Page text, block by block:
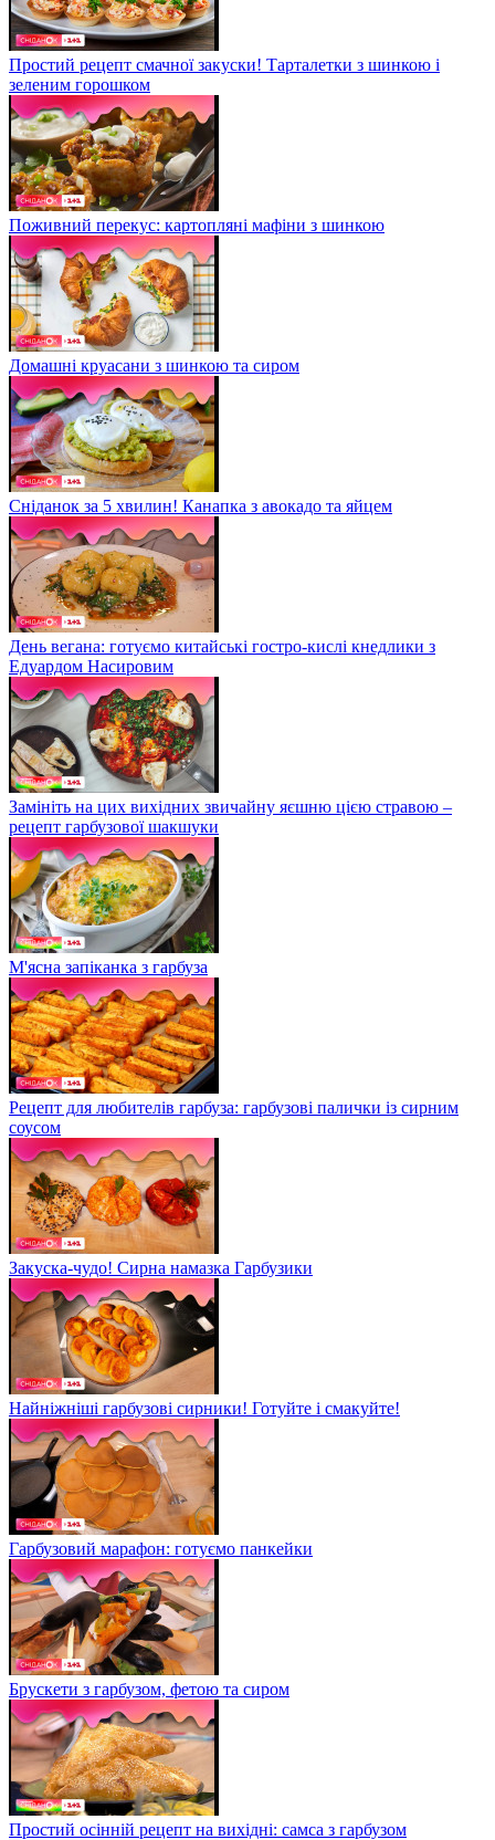
Простий рецепт смачної закуски! Тарталетки з шинкою і
зеленим горошком
Поживний перекус: картопляні мафіни з шинкою
Домашні круасани з шинкою та сиром
Сніданок за 5 хвилин! Канапка з авокадо та яйцем
День вегана: готуємо китайські гостро-кислі кнедлики з
Едуардом Насировим
Замініть на цих вихідних звичайну яєшню цією стравою –
рецепт гарбузової шакшуки
М'ясна запіканка з гарбуза
Рецепт для любителів гарбуза: гарбузові палички із сирним
соусом
Закуска-чудо! Сирна намазка Гарбузики
Найніжніші гарбузові сирники! Готуйте і смакуйте!
Гарбузовий марафон: готуємо панкейки
Брускети з гарбузом, фетою та сиром
Простий осінній рецепт на вихідні: самса з гарбузом